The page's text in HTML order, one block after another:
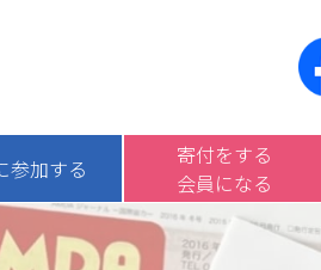
参加する
寄付をする
会員になる